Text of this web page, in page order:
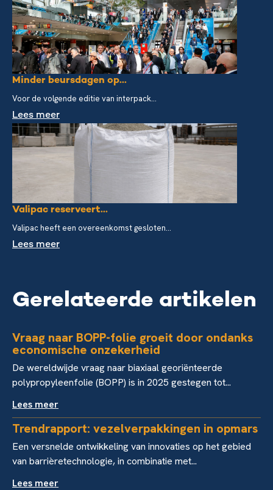
Minder beursdagen op...
Voor de volgende editie van interpack...
Lees meer
Valipac reserveert...
Valipac heeft een overeenkomst gesloten...
Lees meer
Gerelateerde artikelen
Vraag naar BOPP-folie groeit door ondanks
economische onzekerheid
De wereldwijde vraag naar biaxiaal georiënteerde
polypropyleenfolie (BOPP) is in 2025 gestegen tot...
Lees meer
Trendrapport: vezelverpakkingen in opmars
Een versnelde ontwikkeling van innovaties op het gebied
van barrièretechnologie, in combinatie met...
Lees meer